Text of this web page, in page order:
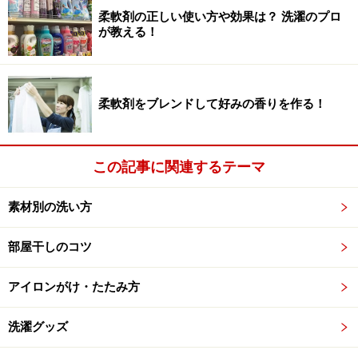
れず、一度ハンガーなどで干して乾かしてから保管しま
しょう。
臭い対策その2：除菌力を高める
洗浄力や除菌力の高い洗剤を使い、汚れや菌をしっかり落と
しましょう
洗濯をするときには、汚れや菌をしっかり落とすことも
大切です。一般的に洗濯洗剤の洗浄力は、液体より粉末
臭い対策には粉末洗剤
は、液体洗剤やジェルボールの中でも抗菌効果のあるも
のを意識して選んでみましょう。
柔軟剤の正しい使い方や効果は？ 洗濯のプロ
が教える！
柔軟剤をブレンドして好みの香りを作る！
この記事に関連するテーマ
素材別の洗い方
部屋干しのコツ
アイロンがけ・たたみ方
洗濯グッズ